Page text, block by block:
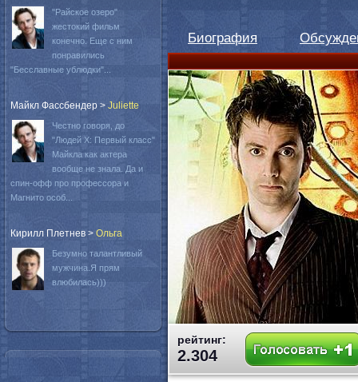
Биография
рейтинг:
2.304
"Райское озеро"
жестокий фильм
конечно. Еще с ним
понравились
"Бесславные ублюдки"...
Майкл Фассбендер > Juliette
Честно говоря, до
"Людей Х: Первый класс"
Майкла как актера
вообще не знала. Да и
спин-офф про профессора и
Магнито особ...
Кирилл Плетнев > Oльга
Безумно талантливый
мужчина.Я прям
влюбилась)))